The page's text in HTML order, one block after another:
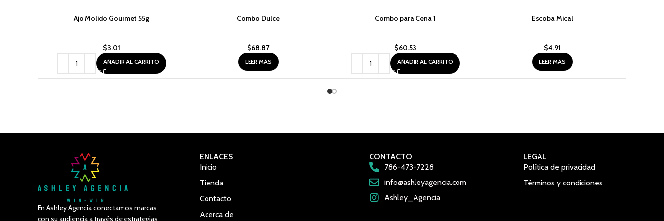
Ajo Molido Gourmet 55g
$3.01
AÑADIR AL CARRITO
Combo Dulce
$68.87
LEER MÁS
Combo para Cena 1
$60.53
AÑADIR AL CARRITO
Escoba Mical
$4.91
LEER MÁS
En Ashley Agencia conectamos marcas
con su audiencia a través de estrategias
ENLACES
Inicio
Tienda
Contacto
Acerca de
CONTACTO
786-473-7228
info@ashleyagencia.com
Ashley_Agencia
LEGAL
Política de privacidad
Términos y condiciones